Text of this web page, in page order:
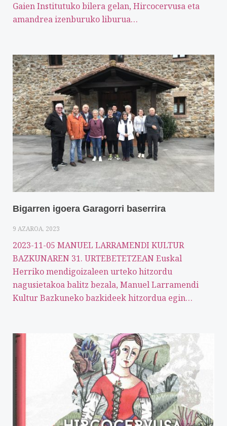
Gaien Institutuko bilera gelan, Hircocervusa eta
amandrea izenburuko liburua…
Bigarren igoera Garagorri baserrira
9 AZAROA, 2023
2023-11-05 MANUEL LARRAMENDI KULTUR
BAZKUNAREN 31. URTEBETETZEAN Euskal
Herriko mendigoizaleen urteko hitzordu
nagusietakoa balitz bezala, Manuel Larramendi
Kultur Bazkuneko bazkideek hitzordua egin…